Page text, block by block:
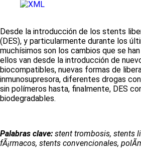
Desde la introducción de los stents
(DES), y particularmente durante los
muchísimos son los cambios que se
ellos van desde la introducción de
biocompatibles, nuevas formas de
inmunosupresora, diferentes drogas
sin polímeros hasta, finalmente, DES
biodegradables.
Palabras clave: stent trombosis, stents
fÃ¡rmacos, stents convencionales,